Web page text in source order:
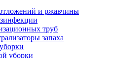
и ржавчины
труб
запаха
уборки